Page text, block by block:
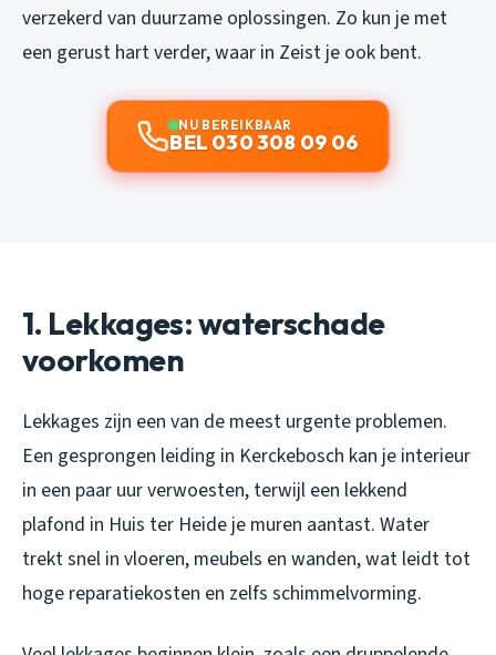
verzekerd van duurzame oplossingen. Zo kun je met
een gerust hart verder, waar in Zeist je ook bent.
NU BEREIKBAAR
BEL 030 308 09 06
1. Lekkages: waterschade
voorkomen
Lekkages zijn een van de meest urgente problemen.
Een gesprongen leiding in Kerckebosch kan je interieur
in een paar uur verwoesten, terwijl een lekkend
plafond in Huis ter Heide je muren aantast. Water
trekt snel in vloeren, meubels en wanden, wat leidt tot
hoge reparatiekosten en zelfs schimmelvorming.